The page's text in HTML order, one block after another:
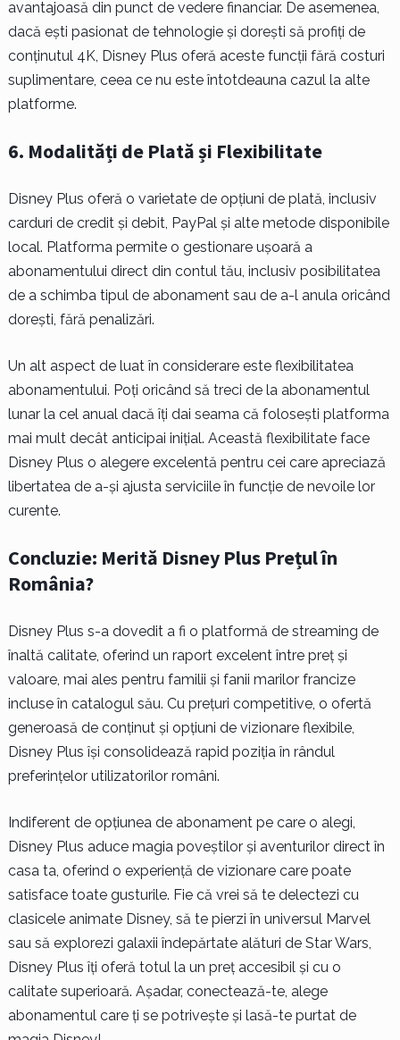
avantajoasă din punct de vedere financiar. De asemenea,
dacă ești pasionat de tehnologie și dorești să profiți de
conținutul 4K, Disney Plus oferă aceste funcții fără costuri
suplimentare, ceea ce nu este întotdeauna cazul la alte
platforme.
6. Modalități de Plată și Flexibilitate
Disney Plus oferă o varietate de opțiuni de plată, inclusiv
carduri de credit și debit, PayPal și alte metode disponibile
local. Platforma permite o gestionare ușoară a
abonamentului direct din contul tău, inclusiv posibilitatea
de a schimba tipul de abonament sau de a-l anula oricând
dorești, fără penalizări.
Un alt aspect de luat în considerare este flexibilitatea
abonamentului. Poți oricând să treci de la abonamentul
lunar la cel anual dacă îți dai seama că folosești platforma
mai mult decât anticipai inițial. Această flexibilitate face
Disney Plus o alegere excelentă pentru cei care apreciază
libertatea de a-și ajusta serviciile în funcție de nevoile lor
curente.
Concluzie: Merită Disney Plus Prețul în
România?
Disney Plus s-a dovedit a fi o platformă de streaming de
înaltă calitate, oferind un raport excelent între preț și
valoare, mai ales pentru familii și fanii marilor francize
incluse în catalogul său. Cu prețuri competitive, o ofertă
generoasă de conținut și opțiuni de vizionare flexibile,
Disney Plus își consolidează rapid poziția în rândul
preferințelor utilizatorilor români.
Indiferent de opțiunea de abonament pe care o alegi,
Disney Plus aduce magia poveștilor și aventurilor direct în
casa ta, oferind o experiență de vizionare care poate
satisface toate gusturile. Fie că vrei să te delectezi cu
clasicele animate Disney, să te pierzi în universul Marvel
sau să explorezi galaxii îndepărtate alături de Star Wars,
Disney Plus îți oferă totul la un preț accesibil și cu o
calitate superioară. Așadar, conectează-te, alege
abonamentul care ți se potrivește și lasă-te purtat de